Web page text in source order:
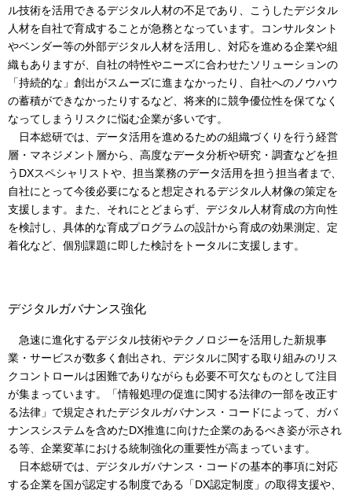
ル技術を活用できるデジタル人材の不足であり、こうしたデジタル
人材を自社で育成することが急務となっています。コンサルタント
やベンダー等の外部デジタル人材を活用し、対応を進める企業や組
織もありますが、自社の特性やニーズに合わせたソリューションの
「持続的な」創出がスムーズに進まなかったり、自社へのノウハウ
の蓄積ができなかったりするなど、将来的に競争優位性を保てなく
なってしまうリスクに悩む企業が多いです。
日本総研では、データ活用を進めるための組織づくりを行う経営
層・マネジメント層から、高度なデータ分析や研究・調査などを担
うDXスペシャリストや、担当業務のデータ活用を担う担当者まで、
自社にとって今後必要になると想定されるデジタル人材像の策定を
支援します。また、それにとどまらず、デジタル人材育成の方向性
を検討し、具体的な育成プログラムの設計から育成の効果測定、定
着化など、個別課題に即した検討をトータルに支援します。
デジタルガバナンス強化
急速に進化するデジタル技術やテクノロジーを活用した新規事
業・サービスが数多く創出され、デジタルに関する取り組みのリス
クコントロールは困難でありながらも必要不可欠なものとして注目
が集まっています。「情報処理の促進に関する法律の一部を改正す
る法律」で規定されたデジタルガバナンス・コードによって、ガバ
ナンスシステムを含めたDX推進に向けた企業のあるべき姿が示され
る等、企業変革における統制強化の重要性が高まっています。
日本総研では、デジタルガバナンス・コードの基本的事項に対応
する企業を国が認定する制度である「DX認定制度」の取得支援や、